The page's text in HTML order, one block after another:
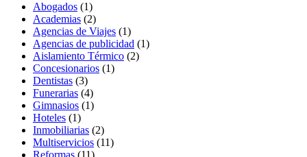
Abogados (1)
Academias (2)
Agencias de Viajes (1)
Agencias de publicidad (1)
Aislamiento Térmico (2)
Concesionarios (1)
Dentistas (3)
Funerarias (4)
Gimnasios (1)
Hoteles (1)
Inmobiliarias (2)
Multiservicios (11)
Reformas (11)